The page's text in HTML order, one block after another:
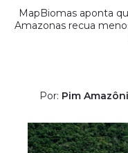
MapBiomas aponta
Amazonas recua
Por: Pim